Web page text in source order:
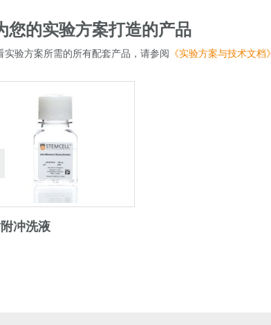
您的实验方案打造的产品
实验方案所需的所有配套产品，请参阅 《实验方案与技术文档》
冲洗液